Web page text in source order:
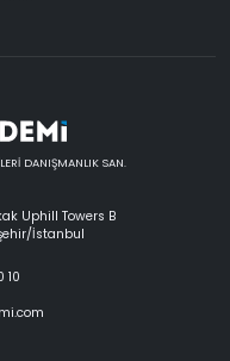
DANIŞMANLIK SAN.
Uphill Towers B
İstanbul
10